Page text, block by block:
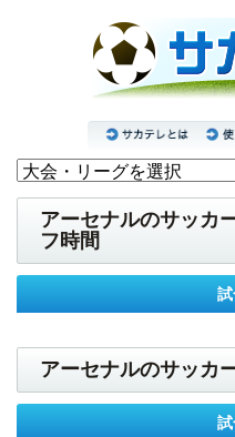
アーセナルのサッカ
フ時間
アーセナルのサッカ